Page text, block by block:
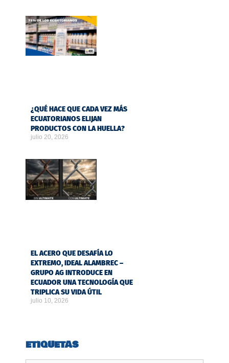
¿QUÉ HACE QUE CADA VEZ MÁS
ECUATORIANOS ELIJAN
PRODUCTOS CON LA HUELLA?
julio 20, 2026
EL ACERO QUE DESAFÍA LO
EXTREMO, IDEAL ALAMBREC –
GRUPO AG INTRODUCE EN
ECUADOR UNA TECNOLOGÍA QUE
TRIPLICA SU VIDA ÚTIL
julio 10, 2026
ETIQUETAS